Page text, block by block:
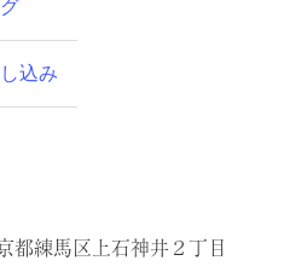
込み
都練馬区上石神井２丁目